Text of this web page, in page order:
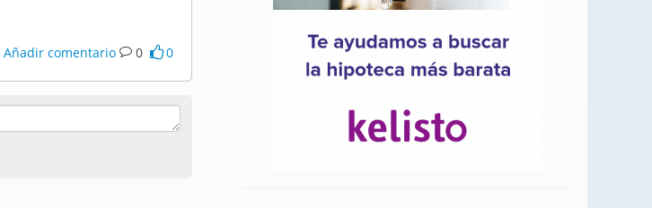
Añadir comentario 0 0